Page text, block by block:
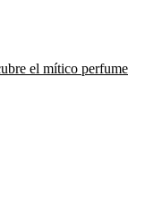
el mítico perfume